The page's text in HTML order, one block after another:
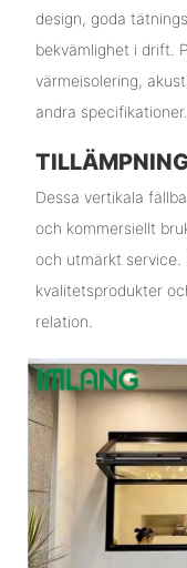
design, goda
bekvämlighet i drift.
värmeisolering,
andra specifikationer.
Dessa vertikala
och kommersiellt
och utmärkt service.
kvalitetsprodukter
relation.